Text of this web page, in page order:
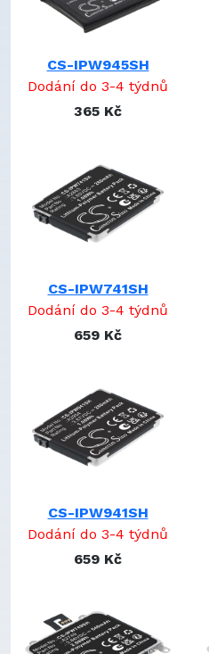
pro
Watch Series S8 41mm
pro Watch Series S9 41mm
pro Watch Series S9 45mm
Watch Ultra
Watch Ultra 49mm
pro iWach 1 42mm
pro iWatch Series 4 40mm
CS-IPW945SH
Dodání do 3-4 týdnů
365 Kč
CS-IPW741SH
Dodání do 3-4 týdnů
659 Kč
CS-IPW941SH
Dodání do 3-4 týdnů
659 Kč